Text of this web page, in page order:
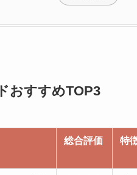
おすすめTOP3
総合評価 特